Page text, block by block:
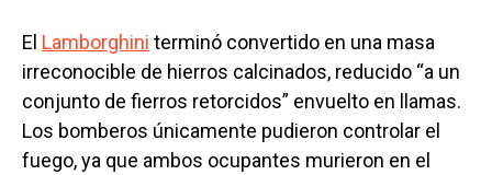
El Lamborghini terminó convertido en una masa
irreconocible de hierros calcinados, reducido “a un
conjunto de fierros retorcidos” envuelto en llamas.
Los bomberos únicamente pudieron controlar el
fuego, ya que ambos ocupantes murieron en el